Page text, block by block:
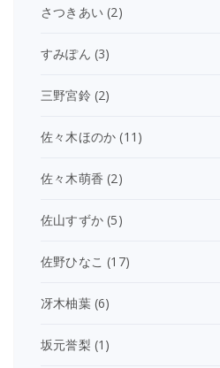
さつきあい (2)
すみぽん (3)
三野宮鈴(2)
佐々木ほのか (11)
佐々木萌香 (2)
佐山すずか (5)
佐野ひなこ (17)
冴木柚葉(6)
坂元誉梨 (1)